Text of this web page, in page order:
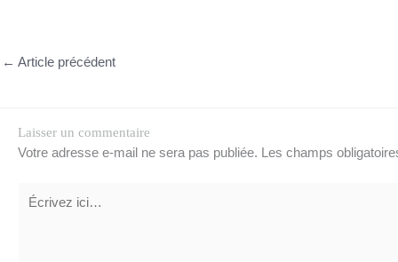
← Article précédent
Laisser un commentaire
Votre adresse e-mail ne sera pas publiée. Les champs
ici…